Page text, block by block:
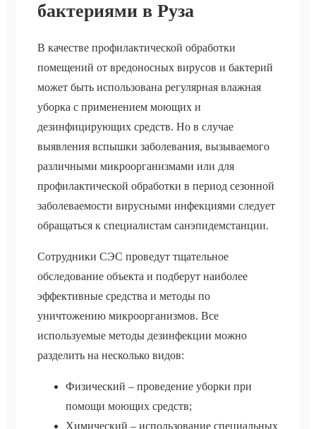
бактериями в Руза
В качестве профилактической обработки
помещений от вредоносных вирусов и бактерий
может быть использована регулярная влажная
уборка с применением моющих и
дезинфицирующих средств. Но в случае
выявления вспышки заболевания, вызываемого
различными микроорганизмами или для
профилактической обработки в период сезонной
заболеваемости вирусными инфекциями следует
обращаться к специалистам санэпидемстанции.
Сотрудники СЭС проведут тщательное
обследование объекта и подберут наиболее
эффективные средства и методы по
уничтожению микроорганизмов. Все
используемые методы дезинфекции можно
разделить на несколько видов:
Физический – проведение уборки при
помощи моющих средств;
Химический – использование специальных